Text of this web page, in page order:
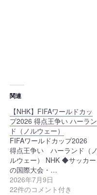
関連
【NHK】FIFAワールドカッ
プ2026 得点王争い ハーラン
ド（ノルウェー）
FIFAワールドカップ2026
得点王争い ハーランド（ノ
ルウェー） NHK ◆サッカー
の国際大会・…
2026年7月9日
22件のコメント付き